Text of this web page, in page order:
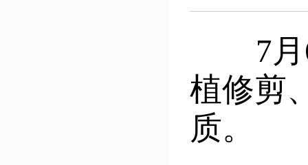
7月6
植修剪
质。